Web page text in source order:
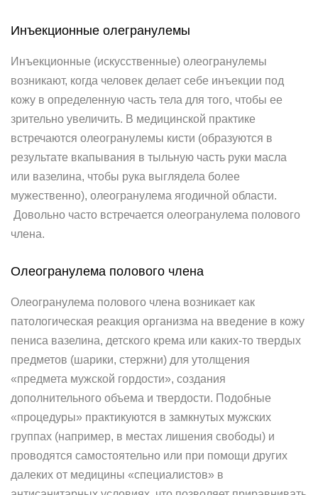
Инъекционные олегранулемы
Инъекционные (искусственные) олеогранулемы
возникают, когда человек делает себе инъекции под
кожу в определенную часть тела для того, чтобы ее
зрительно увеличить. В медицинской практике
встречаются олеогранулемы кисти (образуются в
результате вкапывания в тыльную часть руки масла
или вазелина, чтобы рука выглядела более
мужественно), олеогранулема ягодичной области.
Довольно часто встречается олеогранулема полового
члена.
Олеогранулема полового члена
Олеогранулема полового члена возникает как
патологическая реакция организма на введение в кожу
пениса вазелина, детского крема или каких-то твердых
предметов (шарики, стержни) для утолщения
«предмета мужской гордости», создания
дополнительного объема и твердости. Подобные
«процедуры» практикуются в замкнутых мужских
группах (например, в местах лишения свободы) и
проводятся самостоятельно или при помощи других
далеких от медицины «специалистов» в